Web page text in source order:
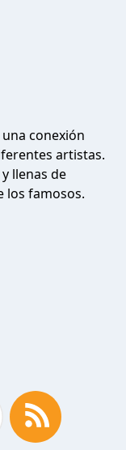
conexión
artistas.
llenas de
los famosos.